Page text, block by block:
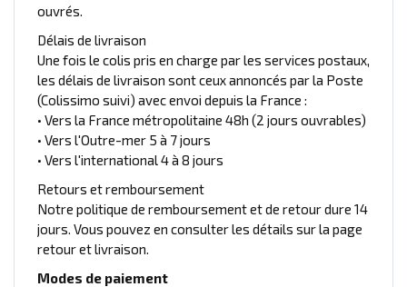
ouvrés.
Délais de livraison
Une fois le colis pris en charge par les services postaux,
les délais de livraison sont ceux annoncés par la Poste
(Colissimo suivi) avec envoi depuis la France :
• Vers la France métropolitaine 48h (2 jours ouvrables)
• Vers l'Outre-mer 5 à 7 jours
• Vers l'international 4 à 8 jours
Retours et remboursement
Notre politique de remboursement et de retour dure 14
jours. Vous pouvez en consulter les détails sur la page
retour et livraison.
Modes de paiement